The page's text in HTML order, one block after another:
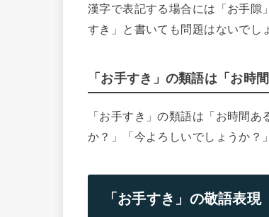
漢字で表記する場合には「お手隙
すき」と書いても問題はないでし
「お手すき」の類語は「お時
「お手すき」の類語は「お時間
か？」「今よろしいでしょうか？
「お手すき」の敬語表現